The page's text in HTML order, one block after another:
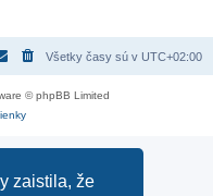
zaistila, že
Všetky časy sú v UTC+02:00
© phpBB Limited